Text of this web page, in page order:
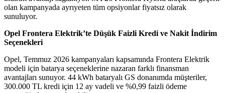
olan kampanyada ayrıyeten tüm opsiyonlar fiyatsız olarak
sunuluyor.
Opel Frontera Elektrik’te Düşük Faizli Kredi ve Nakit İndirim
Seçenekleri
Opel, Temmuz 2026 kampanyaları kapsamında Frontera Elektrik
modeli için batarya seçeneklerine nazaran farklı finansman
avantajları sunuyor. 44 kWh bataryalı GS donanımda müşteriler,
300.000 TL kredi için 12 ay vadeli ve %0,99 faizli ödeme